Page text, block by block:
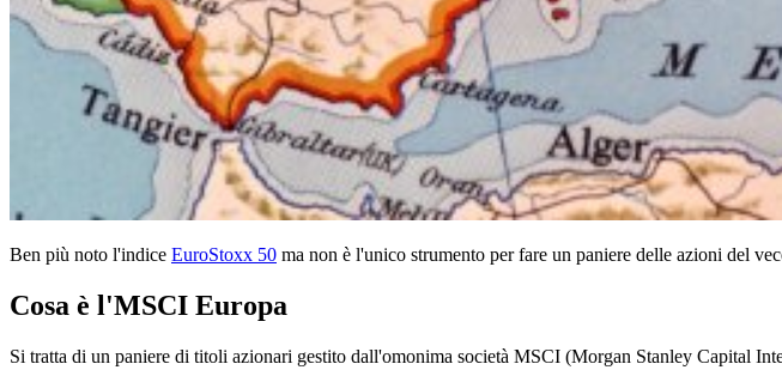
Ben più noto l'indice EuroStoxx 50 ma non è l'unico strumento per fare un paniere delle azioni del
Cosa è l'MSCI Europa
Si tratta di un paniere di titoli azionari gestito dall'omonima società MSCI (Morgan Stanley Capital